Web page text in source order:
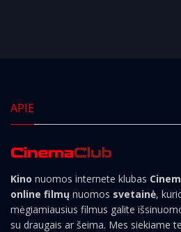
APIE
Kino nuomos internete klubas
online filmų nuomos svetainė,
mėgiamiausius filmus galite
su draugais ar šeima. Mes siekiame